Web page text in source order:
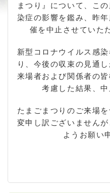
まつり』について、こ
染症の影響を鑑み、昨
催を中止させていた
新型コロナウイルス感
り、今後の収束の見通
来場者および関係者の
考慮した結果、中
たまごまつりのご来場
変申し訳ございません
ようお願い